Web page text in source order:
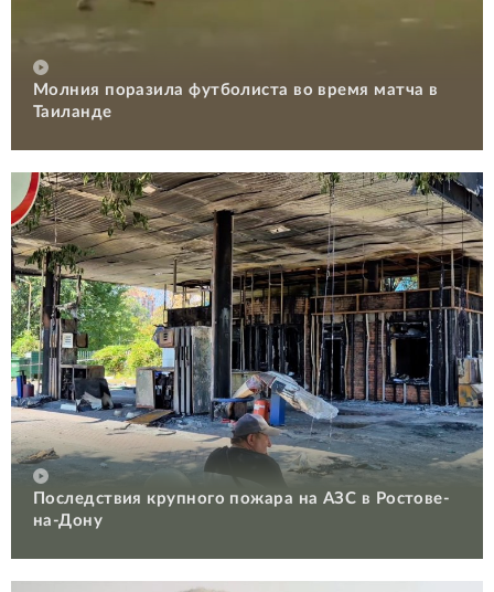
Молния поразила футболиста во время матча в
Таиланде
Последствия крупного пожара на АЗС в Ростове-
на-Дону